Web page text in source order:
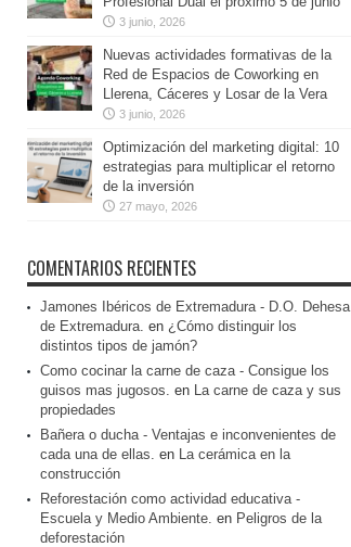
3 junio, 2026
Nuevas actividades formativas de la
Red de Espacios de Coworking en
Llerena, Cáceres y Losar de la Vera
3 junio, 2026
Optimización del marketing digital: 10
estrategias para multiplicar el retorno
de la inversión
27 mayo, 2026
COMENTARIOS RECIENTES
Jamones Ibéricos de Extremadura - D.O. Dehesa
de Extremadura. en ¿Cómo distinguir los
distintos tipos de jamón?
Como cocinar la carne de caza - Consigue los
guisos mas jugosos. en La carne de caza y sus
propiedades
Bañera o ducha - Ventajas e inconvenientes de
cada una de ellas. en La cerámica en la
construcción
Reforestación como actividad educativa -
Escuela y Medio Ambiente. en Peligros de la
deforestación